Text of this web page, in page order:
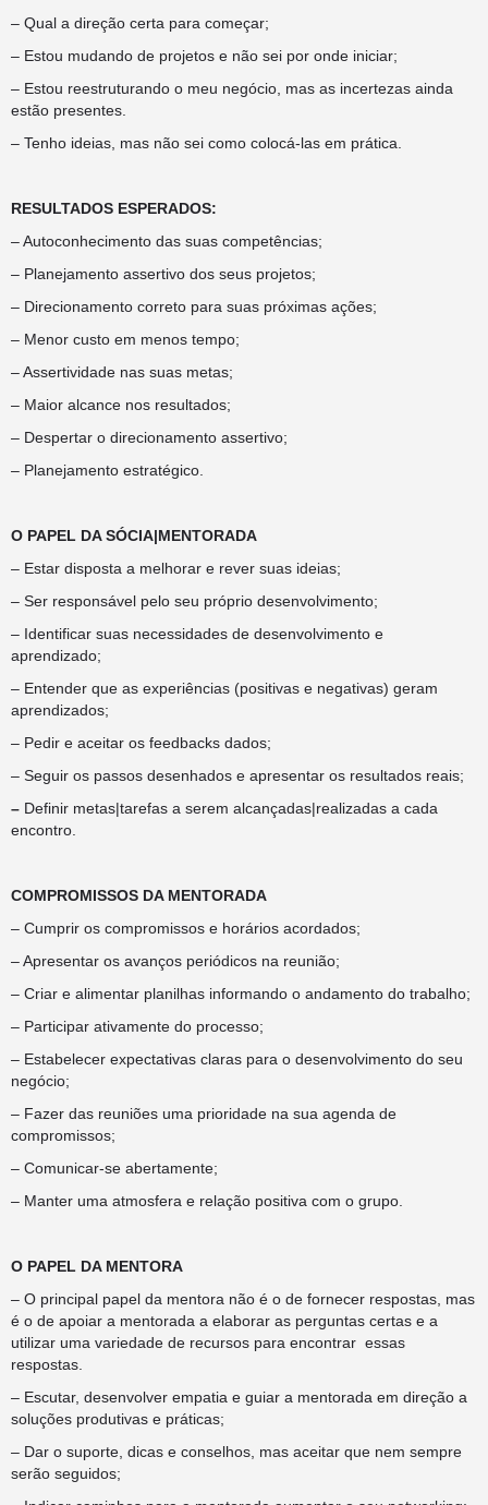
– Qual a direção certa para começar;
– Estou mudando de projetos e não sei por onde iniciar;
– Estou reestruturando o meu negócio, mas as incertezas ainda
estão presentes.
– Tenho ideias, mas não sei como colocá-las em prática.
RESULTADOS ESPERADOS:
– Autoconhecimento das suas competências;
– Planejamento assertivo dos seus projetos;
– Direcionamento correto para suas próximas ações;
– Menor custo em menos tempo;
– Assertividade nas suas metas;
– Maior alcance nos resultados;
– Despertar o direcionamento assertivo;
– Planejamento estratégico.
O PAPEL DA SÓCIA|MENTORADA
– Estar disposta a melhorar e rever suas ideias;
– Ser responsável pelo seu próprio desenvolvimento;
– Identificar suas necessidades de desenvolvimento e
aprendizado;
– Entender que as experiências (positivas e negativas) geram
aprendizados;
– Pedir e aceitar os feedbacks dados;
– Seguir os passos desenhados e apresentar os resultados reais;
– Definir metas|tarefas a serem alcançadas|realizadas a cada
encontro.
COMPROMISSOS DA MENTORADA
– Cumprir os compromissos e horários acordados;
– Apresentar os avanços periódicos na reunião;
– Criar e alimentar planilhas informando o andamento do trabalho;
– Participar ativamente do processo;
– Estabelecer expectativas claras para o desenvolvimento do seu
negócio;
– Fazer das reuniões uma prioridade na sua agenda de
compromissos;
– Comunicar-se abertamente;
– Manter uma atmosfera e relação positiva com o grupo.
O PAPEL DA MENTORA
– O principal papel da mentora não é o de fornecer respostas, mas
é o de apoiar a mentorada a elaborar as perguntas certas e a
utilizar uma variedade de recursos para encontrar essas
respostas.
– Escutar, desenvolver empatia e guiar a mentorada em direção a
soluções produtivas e práticas;
– Dar o suporte, dicas e conselhos, mas aceitar que nem sempre
serão seguidos;